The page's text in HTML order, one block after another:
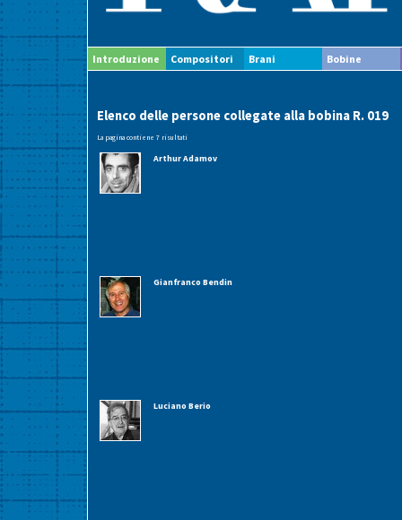
Introduzione Compositori Brani Bobine
Elenco delle persone collegate alla bobina R. 019
La pagina contiene 7 risultati
Arthur Adamov
Gianfranco Bendin
Luciano Berio